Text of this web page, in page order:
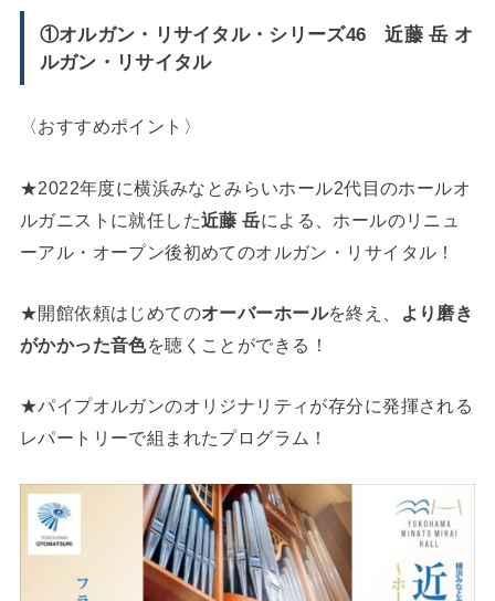
①オルガン・リサイタル・シリーズ46 近藤 岳 オ
ルガン・リサイタル
〈おすすめポイント〉
★2022年度に横浜みなとみらいホール2代目のホールオ
ルガニストに就任した近藤 岳による、ホールのリニュ
ーアル・オープン後初めてのオルガン・リサイタル！
★開館依頼はじめてのオーバーホールを終え、
より磨き
がかかった音色を聴くことができる！
★パイプオルガンのオリジナリティが存分に発揮される
レパートリーで組まれたプログラム！